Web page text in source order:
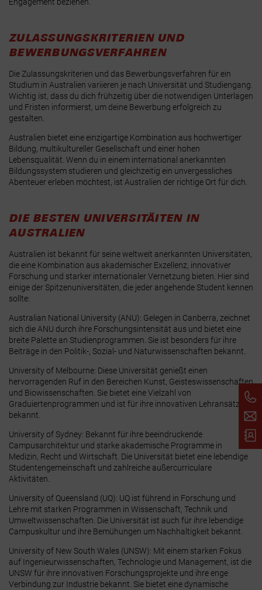
Engagement beziehen.
ZULASSUNGSKRITERIEN UND
BEWERBUNGSVERFAHREN
Die Zulassungskriterien und das Bewerbungsverfahren für ein
Studium in Australien variieren je nach Universität und Studiengang.
Wichtig ist, dass du dich frühzeitig über die notwendigen Unterlagen
und Fristen informierst, um deine Bewerbung erfolgreich zu
gestalten.
Australien bietet eine einzigartige Kombination aus hochwertiger
Bildung, multikultureller Gesellschaft und einer hohen
Lebensqualität. Wenn du in einem international anerkannten
Bildungssystem studieren und gleichzeitig ein unvergessliches
Abenteuer erleben möchtest, ist Australien der richtige Ort für dich.
DIE BESTEN UNIVERSITÄITEN IN
AUSTRALIEN
Australien ist bekannt für seine weltweit anerkannten Universitäten,
die eine Kombination aus akademischer Exzellenz, innovativer
Forschung und starker internationaler Vernetzung bieten. Hier sind
einige der Spitzenuniversitäten, die jeder angehende Student kennen
sollte:
Australian National University (ANU): Gelegen in Canberra, zeichnet
sich die ANU durch ihre Forschungsintensität aus und bietet eine
breite Palette an Studienprogrammen. Sie ist besonders für ihre
Beiträge in den Politik-, Sozial- und Naturwissenschaften bekannt.
University of Melbourne: Diese Universität genießt einen
hervorragenden Ruf in den Bereichen Kunst, Geisteswissenschaften
und Biowissenschaften. Sie bietet eine Vielzahl von
Graduiertenprogrammen und ist für ihre innovativen Lehransätze
bekannt.
University of Sydney: Bekannt für ihre beeindruckende
Campusarchitektur und starke akademische Programme in
Medizin, Recht und Wirtschaft. Die Universität bietet eine lebendige
Studentengemeinschaft und zahlreiche außercurriculare
Aktivitäten.
University of Queensland (UQ): UQ ist führend in Forschung und
Lehre mit starken Programmen in Wissenschaft, Technik und
Umweltwissenschaften. Die Universität ist auch für ihre lebendige
Campuskultur und ihre Bemühungen um Nachhaltigkeit bekannt.
University of New South Wales (UNSW): Mit einem starken Fokus
auf Ingenieurwissenschaften, Technologie und Management, ist die
UNSW für ihre innovativen Forschungsprojekte und ihre enge
Verbindung zur Industrie bekannt. Sie bietet eine dynamische